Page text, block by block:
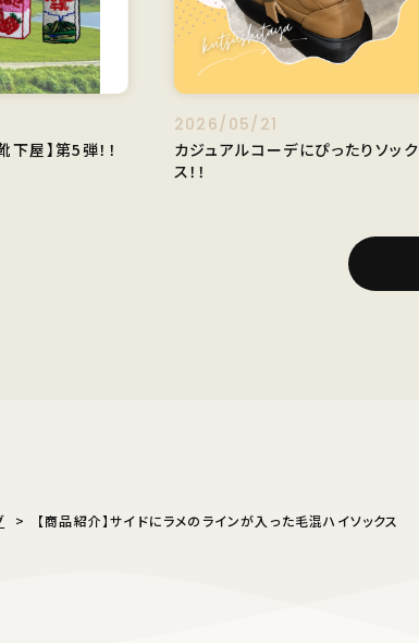
屋】第5弾！！
2026/05/21
カジュアルコーデにぴったりソック
ス！！
【商品紹介】サイドにラメのラインが入った毛混ハイソックス